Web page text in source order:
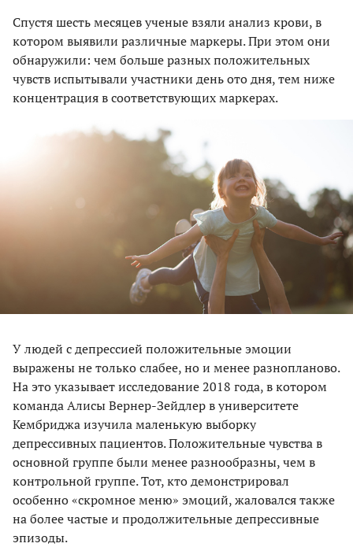
Спустя шесть месяцев ученые взяли анализ крови, в
котором выявили различные маркеры. При этом они
обнаружили: чем больше разных положительных
чувств испытывали участники день ото дня, тем ниже
концентрация в соответствующих маркерах.
У людей с депрессией положительные эмоции
выражены не только слабее, но и менее разнопланово.
На это указывает исследование 2018 года, в котором
команда Алисы Вернер-Зейдлер в университете
Кембриджа изучила маленькую выборку
депрессивных пациентов. Положительные чувства в
основной группе были менее разнообразны, чем в
контрольной группе. Тот, кто демонстрировал
особенно «скромное меню» эмоций, жаловался также
на более частые и продолжительные депрессивные
эпизоды.